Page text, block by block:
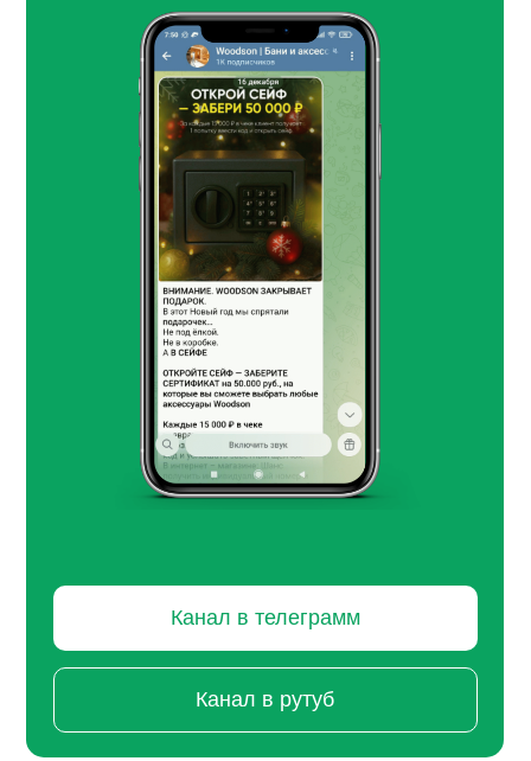
Канал в телеграмм
Канал в рутуб